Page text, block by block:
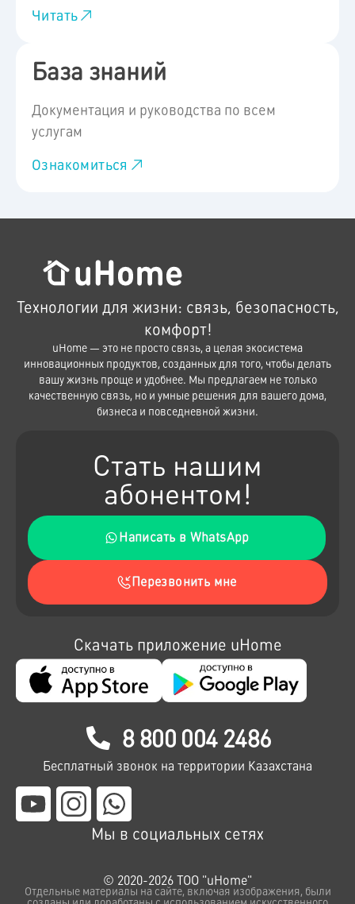
Читать
База знаний
Документация и руководства по всем
услугам
Ознакомиться
Технологии для жизни: связь, безопасность,
комфорт!
uHome — это не просто связь, а целая экосистема
инновационных продуктов, созданных для того, чтобы делать
вашу жизнь проще и удобнее. Мы предлагаем не только
качественную связь, но и умные решения для вашего дома,
бизнеса и повседневной жизни.
Стать нашим
абонентом!
Написать в WhatsApp
Перезвонить мне
Скачать приложение uHome
8 800 004 2486
Бесплатный звонок на территории Казахстана
Мы в социальных сетях
© 2020-2026 ТОО "uHome"
Отдельные материалы на сайте, включая изображения, были